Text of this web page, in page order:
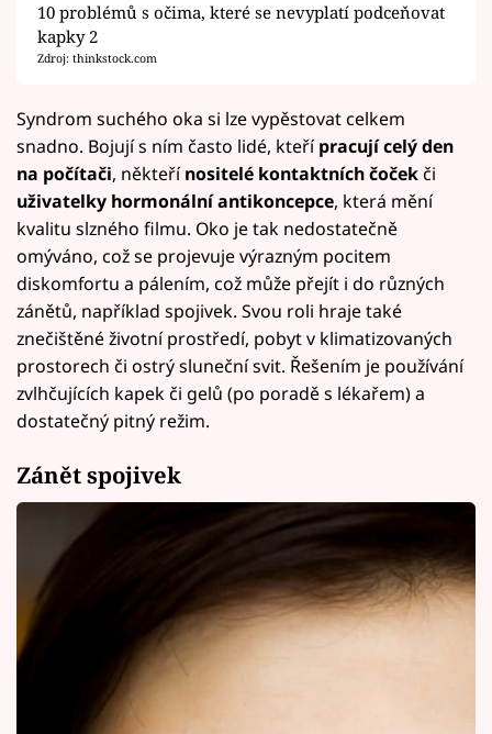
10 problémů s očima, které se nevyplatí podceňovat
kapky 2
Zdroj: thinkstock.com
Syndrom suchého oka si lze vypěstovat celkem
snadno. Bojují s ním často lidé, kteřípracují celý den
na počítači, někteřínositelé kontaktních čočekči
uživatelky hormonální antikoncepce, která mění
kvalitu slzného filmu. Oko je tak nedostatečně
omýváno, což se projevuje výrazným pocitem
diskomfortu a pálením, což může přejít i do různých
zánětů, například spojivek. Svou roli hraje také
znečištěné životní prostředí, pobyt v klimatizovaných
prostorech či ostrý sluneční svit. Řešením je používání
zvlhčujících kapek či gelů (po poradě s lékařem) a
dostatečný pitný režim.
Zánět spojivek